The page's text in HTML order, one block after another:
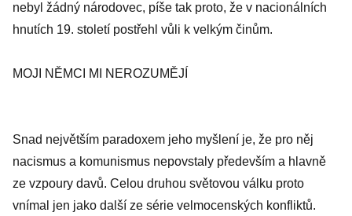
nebyl žádný národovec, píše tak proto, že v nacionálních
hnutích 19. století postřehl vůli k velkým činům.
MOJI NĚMCI MI NEROZUMĚJÍ
Snad největším paradoxem jeho myšlení je, že pro něj
nacismus a komunismus nepovstaly především a hlavně
ze vzpoury davů. Celou druhou světovou válku proto
vnímal jen jako další ze série velmocenských konfliktů.